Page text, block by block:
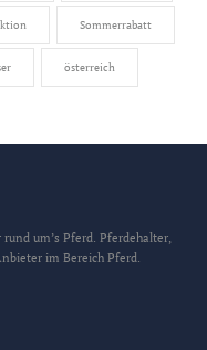
Sommerrabatt
österreich
um’s Pferd. Pferdehalter,
im Bereich Pferd.